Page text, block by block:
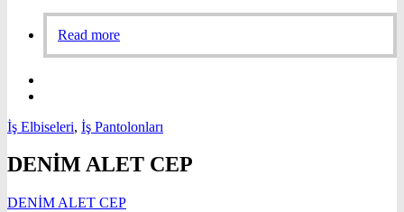
Read more
İş Elbiseleri, İş Pantolonları
DENİM ALET CEP
DENİM ALET CEP